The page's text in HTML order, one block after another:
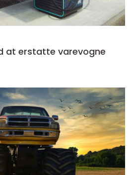
at erstatte varevogne